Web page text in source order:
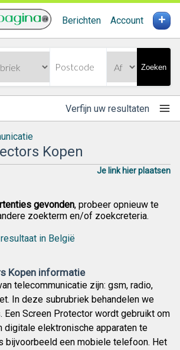
Berichten Account +
Zoeken
Verfijn uw resultaten
Kopen
Je link hier plaatsen
gevonden, probeer opnieuw te
zoekterm en/of zoekcreteria.
in België
Kopen informatie
telecommunicatie zijn: gsm, radio,
In deze subrubriek behandelen we
Een Screen Protector wordt gebruikt om
digitale elektronische apparaten te
bijvoorbeeld een mobiele telefoon. Het